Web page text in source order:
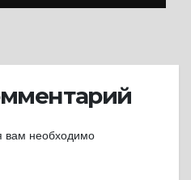
вам необходимо